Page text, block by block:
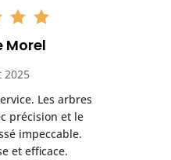
Morel
2025
Les arbres
précision et le
impeccable.
et efficace.